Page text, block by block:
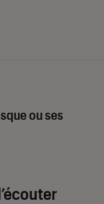
ou ses